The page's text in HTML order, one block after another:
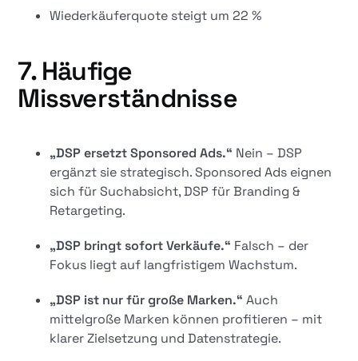
Wiederkäuferquote steigt um 22 %
7. Häufige
Missverständnisse
„DSP ersetzt Sponsored Ads.“ Nein – DSP
ergänzt sie strategisch. Sponsored Ads eignen
sich für Suchabsicht, DSP für Branding &
Retargeting.
„DSP bringt sofort Verkäufe.“ Falsch – der
Fokus liegt auf langfristigem Wachstum.
„DSP ist nur für große Marken.“ Auch
mittelgroße Marken können profitieren – mit
klarer Zielsetzung und Datenstrategie.